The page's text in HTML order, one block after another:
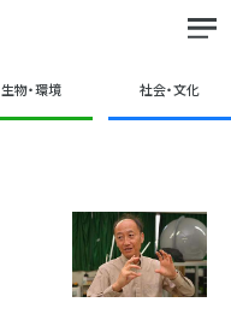
生物・環境 社会・文化